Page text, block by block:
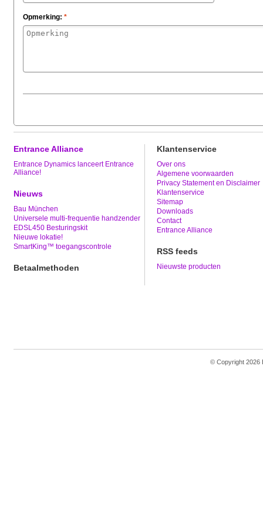
Opmerking: *
Entrance Alliance
Entrance Dynamics lanceert Entrance
Alliance!
Nieuws
Bau München
Universele multi-frequentie handzender
EDSL450 Besturingskit
Nieuwe lokatie!
SmartKing™ toegangscontrole
Betaalmethoden
Klantenservice
Over ons
Algemene voorwaarden
Privacy Statement en Disclaimer
Klantenservice
Sitemap
Downloads
Contact
Entrance Alliance
RSS feeds
Nieuwste producten
© Copyright 2026